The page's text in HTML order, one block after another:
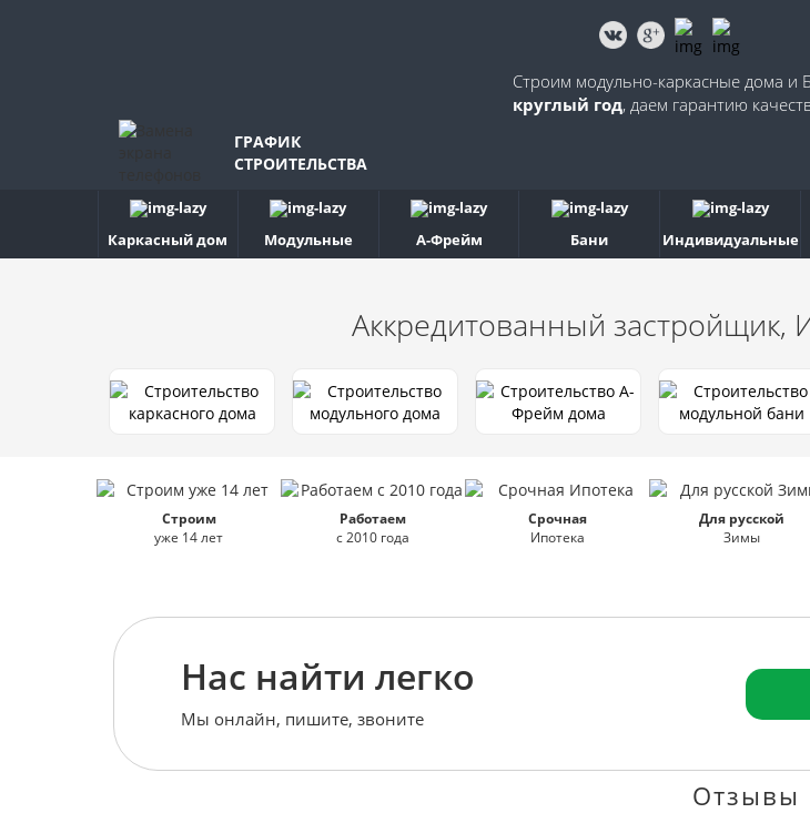
Строим модульно-каркасные дома и
круглый год, даем гарантию
ГРАФИК
СТРОИТЕЛЬСТВА
Каркасный дом Модульные А-Фрейм Бани Индивидуальные
Аккредитованный застройщик,
Строим
уже 14 лет
Работаем
с 2010 года
Срочная
Ипотека
Для русской
Зимы
Нас найти легко
Мы онлайн, пишите, звоните
Отзывы